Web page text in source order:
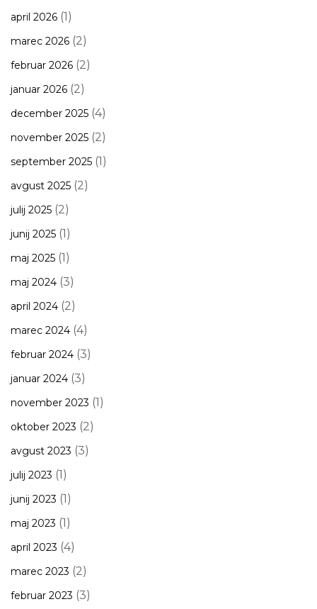
april 2026 (1)
marec 2026 (2)
februar 2026 (2)
januar 2026 (2)
december 2025 (4)
november 2025 (2)
september 2025 (1)
avgust 2025 (2)
julij 2025 (2)
junij 2025 (1)
maj 2025 (1)
maj 2024 (3)
april 2024 (2)
marec 2024 (4)
februar 2024 (3)
januar 2024 (3)
november 2023 (1)
oktober 2023 (2)
avgust 2023 (3)
julij 2023 (1)
junij 2023 (1)
maj 2023 (1)
april 2023 (4)
marec 2023 (2)
februar 2023 (3)